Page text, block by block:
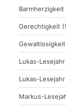
Barmherzigkeit
Gerechtigkeit
Gewaltlosigkeit
Lukas-
Lukas-
Markus-